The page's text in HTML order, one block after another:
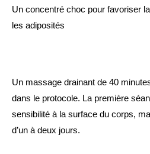
Un concentré choc pour favoriser
les adiposités
Un massage drainant de 40
dans le protocole. La première
sensibilité à la surface du corps,
d’un à deux jours.